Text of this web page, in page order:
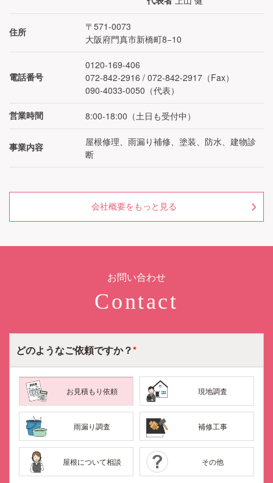
メールで
相談する
電話で
相談する
LINEで
住所
〒571-0073
大阪府門真市新橋町8−10
電話番号
0120-169-406
072-842-2916 / 072-842-2917（Fax）
090-4033-0050 （代表）
営業時間 8:00-18:00 （土日も受付中 ）
事業内容
屋根修理、雨漏り補修、塗装、防水、建物診
断
会社概要をもっと見る
お問い合わせ
Contact
どのようなご依頼ですか？*
お見積もり依頼 現地調査
雨漏り調査 補修工事
屋根について相談 その他